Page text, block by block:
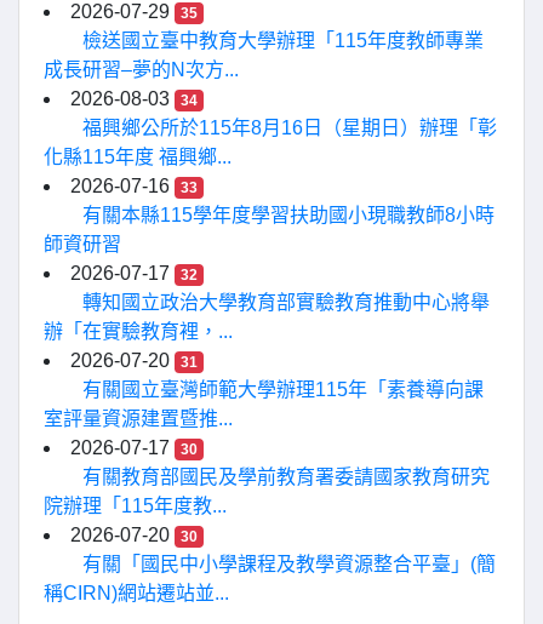
2026-07-29
35
檢送國立臺中教育大學辦理「115年度教師專業
成長研習–夢的N次方...
2026-08-03
34
福興鄉公所於115年8月16日（星期日）辦理「彰
化縣115年度 福興鄉...
2026-07-16
33
有關本縣115學年度學習扶助國小現職教師8小時
師資研習
2026-07-17
32
轉知國立政治大學教育部實驗教育推動中心將舉
辦「在實驗教育裡，...
2026-07-20
31
有關國立臺灣師範大學辦理115年「素養導向課
室評量資源建置暨推...
2026-07-17
30
有關教育部國民及學前教育署委請國家教育研究
院辦理「115年度教...
2026-07-20
30
有關「國民中小學課程及教學資源整合平臺」(簡
稱CIRN)網站遷站並...